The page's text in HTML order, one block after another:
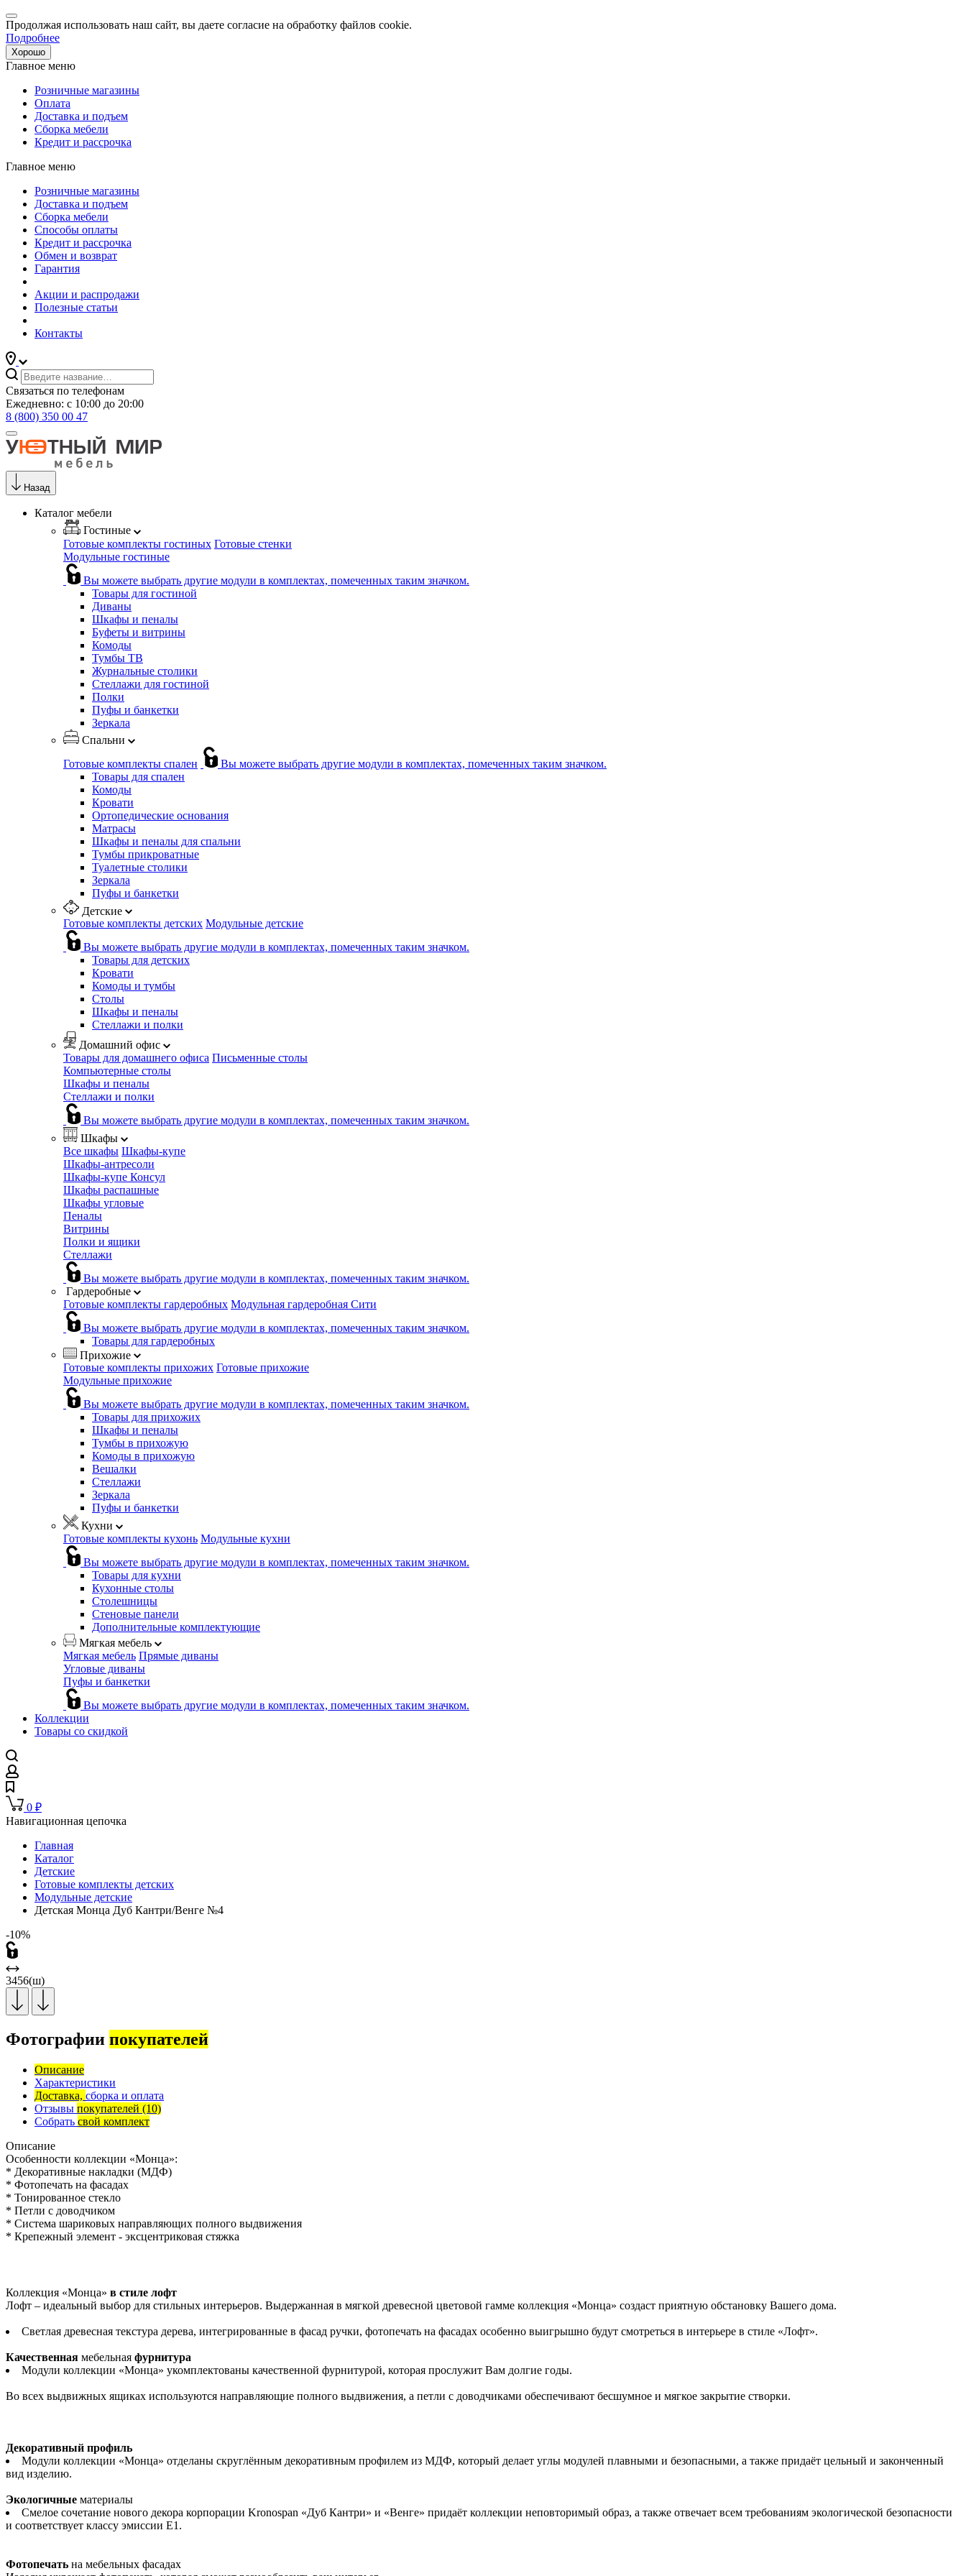
Продолжая использовать наш сайт, вы даете согласие на обработку файлов cookie.
Подробнее
Хорошо
Главное меню
Розничные магазины
Оплата
Доставка и подъем
Сборка мебели
Кредит и рассрочка
Главное меню
Розничные магазины
Доставка и подъем
Сборка мебели
Способы оплаты
Кредит и рассрочка
Обмен и возврат
Гарантия
Акции и распродажи
Полезные статьи
Контакты
Связаться по телефонам
Ежедневно: с 10:00 до 20:00
8 (800) 350 00 47
Назад
Каталог мебели
Гостиные
Готовые комплекты гостиных Готовые стенки
Модульные гостиные
Вы можете выбрать другие модули в комплектах, помеченных таким значком.
Товары для гостиной
Диваны
Шкафы и пеналы
Буфеты и витрины
Комоды
Тумбы ТВ
Журнальные столики
Стеллажи для гостиной
Полки
Пуфы и банкетки
Зеркала
Спальни
Готовые комплекты спален
Вы можете выбрать другие модули в комплектах, помеченных таким значком.
Товары для спален
Комоды
Кровати
Ортопедические основания
Матрасы
Шкафы и пеналы для спальни
Тумбы прикроватные
Туалетные столики
Зеркала
Пуфы и банкетки
Детские
Готовые комплекты детских Модульные детские
Вы можете выбрать другие модули в комплектах, помеченных таким значком.
Товары для детских
Кровати
Комоды и тумбы
Столы
Шкафы и пеналы
Стеллажи и полки
Домашний офис
Товары для домашнего офиса Письменные столы
Компьютерные столы
Шкафы и пеналы
Стеллажи и полки
Вы можете выбрать другие модули в комплектах, помеченных таким значком.
Шкафы
Все шкафы Шкафы-купе
Шкафы-антресоли
Шкафы-купе Консул
Шкафы распашные
Шкафы угловые
Пеналы
Витрины
Полки и ящики
Стеллажи
Вы можете выбрать другие модули в комплектах, помеченных таким значком.
Гардеробные
Готовые комплекты гардеробных Модульная гардеробная Сити
Вы можете выбрать другие модули в комплектах, помеченных таким значком.
Товары для гардеробных
Прихожие
Готовые комплекты прихожих Готовые прихожие
Модульные прихожие
Вы можете выбрать другие модули в комплектах, помеченных таким значком.
Товары для прихожих
Шкафы и пеналы
Тумбы в прихожую
Комоды в прихожую
Вешалки
Стеллажи
Зеркала
Пуфы и банкетки
Кухни
Готовые комплекты кухонь Модульные кухни
Вы можете выбрать другие модули в комплектах, помеченных таким значком.
Товары для кухни
Кухонные столы
Столешницы
Стеновые панели
Дополнительные комплектующие
Мягкая мебель
Мягкая мебель Прямые диваны
Угловые диваны
Пуфы и банкетки
Вы можете выбрать другие модули в комплектах, помеченных таким значком.
Коллекции
Товары со скидкой
0 ₽
Навигационная цепочка
Главная
Каталог
Детские
Готовые комплекты детских
Модульные детские
Детская Монца Дуб Кантри/Венге №4
-10%
3456(ш)
Фотографии покупателей
Описание
Характеристики
Доставка, сборка и оплата
Отзывы покупателей (10)
Собрать свой комплект
Описание
Особенности коллекции «Монца»:
* Декоративные накладки (МДФ)
* Фотопечать на фасадах
* Тонированное стекло
* Петли с доводчиком
* Система шариковых направляющих полного выдвижения
* Крепежный элемент - эксцентриковая стяжка
Коллекция «Монца» в стиле лофт
Лофт – идеальный выбор для стильных интерьеров. Выдержанная в мягкой древесной цветовой гамме коллекция «Монца» создаст приятную обстановку Вашего дома.
Светлая древесная текстура дерева, интегрированные в фасад ручки, фотопечать на фасадах особенно выигрышно будут смотреться в интерьере в стиле «Лофт».
Качественная мебельная фурнитура
Модули коллекции «Монца» укомплектованы качественной фурнитурой, которая прослужит Вам долгие годы.
Во всех выдвижных ящиках используются направляющие полного выдвижения, а петли с доводчиками обеспечивают бесшумное и мягкое закрытие створки.
Декоративный профиль
Модули коллекции «Монца» отделаны скруглённым декоративным профилем из МДФ, который делает углы модулей плавными и безопасными, а также придаёт цельный и законченный
вид изделию.
Экологичные материалы
Смелое сочетание нового декора корпорации Kronospan «Дуб Кантри» и «Венге» придаёт коллекции неповторимый образ, а также отвечает всем требованиям экологической безопасности
и соответствует классу эмиссии Е1.
Фотопечать на мебельных фасадах